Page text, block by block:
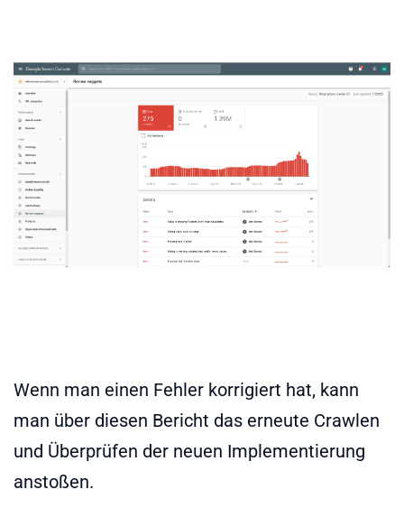
Wenn man einen Fehler korrigiert hat, kann
man über diesen Bericht das erneute Crawlen
und Überprüfen der neuen Implementierung
anstoßen.